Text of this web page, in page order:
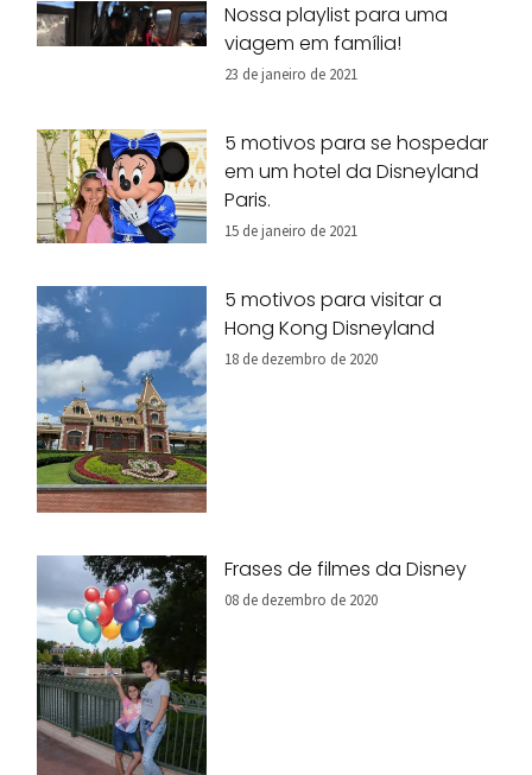
Nossa playlist para uma
viagem em família!
23 de janeiro de 2021
5 motivos para se hospedar
em um hotel da Disneyland
Paris.
15 de janeiro de 2021
5 motivos para visitar a
Hong Kong Disneyland
18 de dezembro de 2020
Frases de filmes da Disney
08 de dezembro de 2020